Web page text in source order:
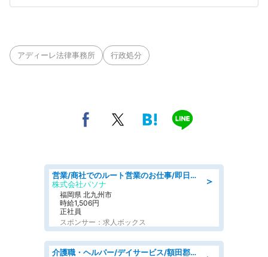
アディーレ法律事務所 行政処分
＞
営業/商社でのルート営業のお仕事/即日勤務可/車通勤可/営業
株式会社パソナ
福岡県 北九州市
時給1,506円
正社員
スポンサー：求人ボックス
介護職・ヘルパー/デイサービス/額田郡幸田町/JR東海道本線 幸田/愛知県